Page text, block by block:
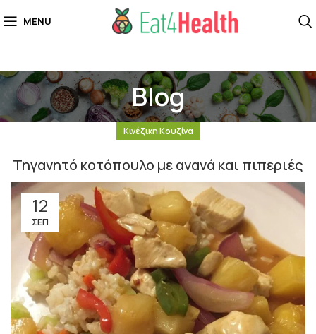
MENU
Blog
Κινέζικη Κουζίνα
Τηγανητό κοτόπουλο με ανανά και πιπεριές
12
ΣΕΠ